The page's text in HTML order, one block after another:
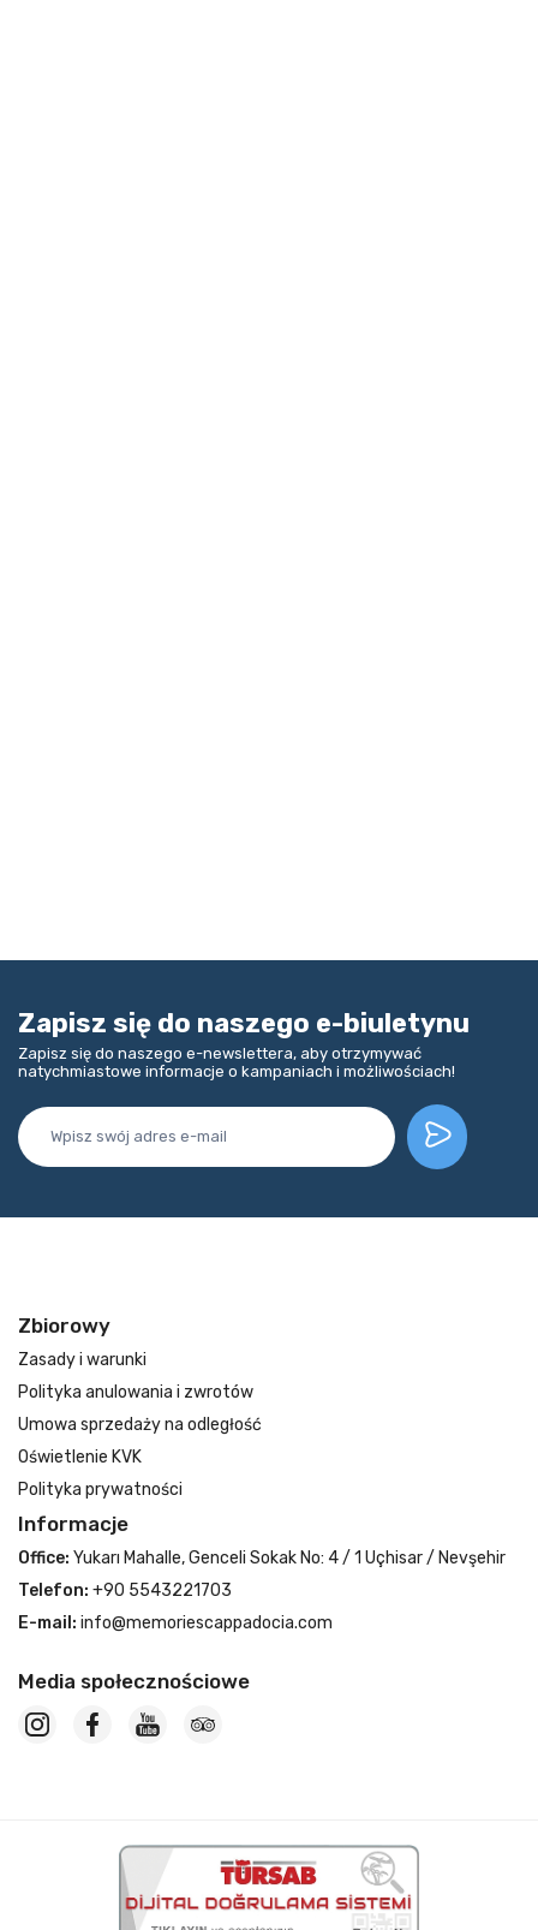
Zapisz się do naszego e-biuletynu
Zapisz się do naszego e-newslettera, aby otrzymywać
natychmiastowe informacje o kampaniach i możliwościach!
Zbiorowy
Zasady i warunki
Polityka anulowania i zwrotów
Umowa sprzedaży na odległość
Oświetlenie KVK
Polityka prywatności
Informacje
Office: Yukarı Mahalle, Genceli Sokak No: 4 / 1 Uçhisar / Nevşehir
Telefon: +90 5543221703
E-mail: info@memoriescappadocia.com
Media społecznościowe